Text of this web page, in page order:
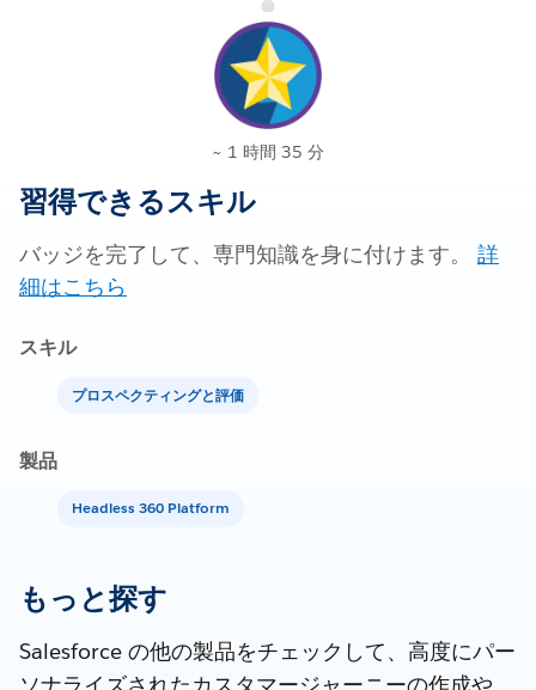
~ 1 時間 35 分
習得できるスキル
バッジを完了して、専門知識を身に付けます。 詳
細はこちら
スキル
プロスペクティングと評価
製品
Headless 360 Platform
もっと探す
Salesforce の他の製品をチェックして、高度にパー
ソナライズされたカスタマージャーニーの作成や、